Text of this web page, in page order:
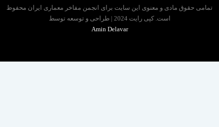
حقوق مادی و معنوی این سایت برای انجمن مفاخر معماری ایران محفوظ
است. کپی رایت 2024 | طراحی و توسعه توسط
Amin Delavar